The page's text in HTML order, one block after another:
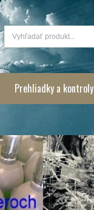
Prehliadky a kontroly